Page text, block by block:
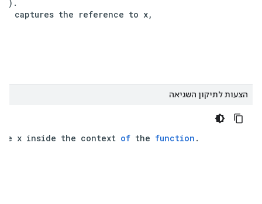
) .
captures the reference to x,
הצעות לתיקון השגיאה
x inside the context of the function .